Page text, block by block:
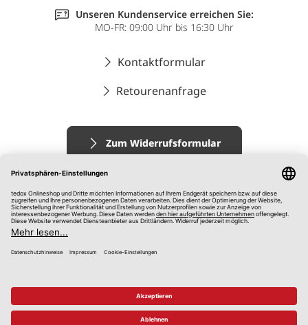
Unseren Kundenservice erreichen Sie:
MO-FR: 09:00 Uhr bis 16:30 Uhr
Kontaktformular
Retourenanfrage
Zum Widerrufsformular
© 2026 tedox KG
Impressum
AGB
Datenschutz
Hinweisgebersystem